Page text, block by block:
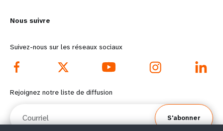
o
r
e
f
d
o
Nous suivre
Suivez-nous sur les réseaux sociaux
Rejoignez notre liste de diffusion
S'abonner